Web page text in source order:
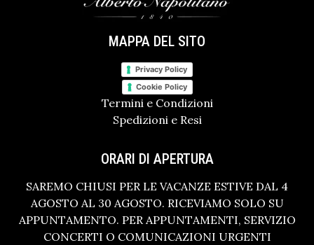
MAPPA DEL SITO
Privacy Policy
Cookie Policy
Termini e Condizioni
Spedizioni e Resi
ORARI DI APERTURA
SAREMO CHIUSI PER LE VACANZE ESTIVE DAL 4
AGOSTO AL 30 AGOSTO. RICEVIAMO SOLO SU
APPUNTAMENTO. PER APPUNTAMENTI, SERVIZIO
CONCERTI O COMUNICAZIONI URGENTI